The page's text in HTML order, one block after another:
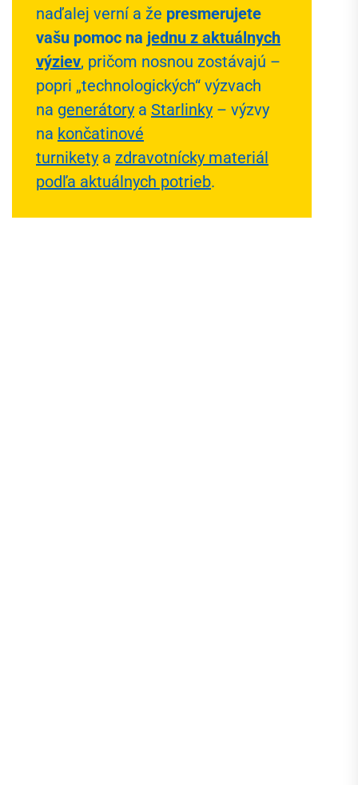
naďalej verní a že presmerujete
vašu pomoc na jednu z aktuálnych
výziev, pričom nosnou zostávajú –
popri „technologických“ výzvach
na generátory a Starlinky – výzvy
na končatinové
turnikety a zdravotnícky materiál
podľa aktuálnych potrieb.